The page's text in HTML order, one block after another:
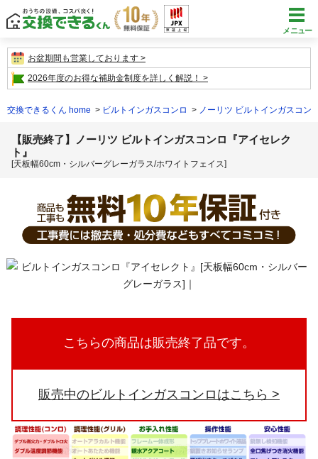
メニュー
お盆期間も営業しております
2026年度のお得な補助金制度を詳しく解説！
交換できるくん home ビルトインガスコンロ ノーリツ ビルトインガスコン
【販売終了】ノーリツ ビルトインガスコンロ『アイセレク
ト』
[天板幅60cm・シルバーグレーガラス/ホワイトフェイス]
こちらの商品は販売終了品です。
販売中のビルトインガスコンロはこちら